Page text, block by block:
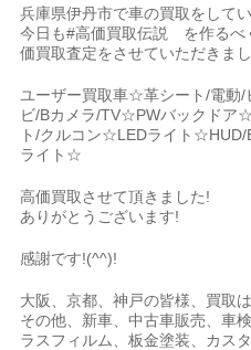
兵庫県伊丹市で車の買取をして
今日も#高価買取伝説 を作るべ
価買取査定をさせていただきまし
ユーザー買取車☆革シート/電
ビ/Bカメラ/TV☆PWバックドア
ト/クルコン☆LEDライト
ライト☆
高価買取させて頂きました!
ありがとうございます!
感謝です!(^^)!
大阪、京都、神戸の皆様、買取
その他、新車、中古車販売、車
ラスフィルム、板金塗装、カス